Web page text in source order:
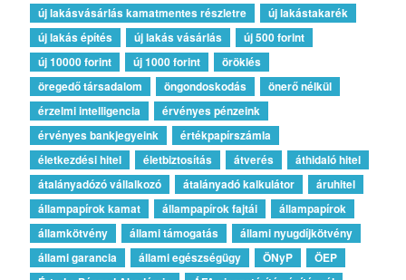
új lakásvásárlás kamatmentes részletre
új lakástakarék
új lakás építés
új lakás vásárlás
új 500 forint
új 10000 forint
új 1000 forint
öröklés
öregedő társadalom
öngondoskodás
önerő nélkül
érzelmi intelligencia
érvényes pénzeink
érvényes bankjegyeink
értékpapírszámla
életkezdési hitel
életbiztosítás átverés
áthidaló hitel
átalányadózó vállalkozó
átalányadó kalkulátor
áruhitel
állampapírok kamat
állampapírok fajtái
állampapírok
államkötvény
állami támogatás
állami nyugdíjkötvény
állami garancia
állami egészségügy ÖNyP
ÖEP